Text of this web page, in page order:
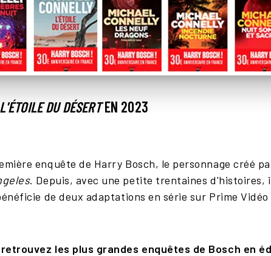
L'ÉTOILE DU DÉSERTEN 2023
enquête de Harry Bosch, le personnage créé
. Depuis, avec une petite trentaines d'histoires,
de deux adaptations en série sur Prime Vidéo
les plus grandes enquêtes de Bosch en